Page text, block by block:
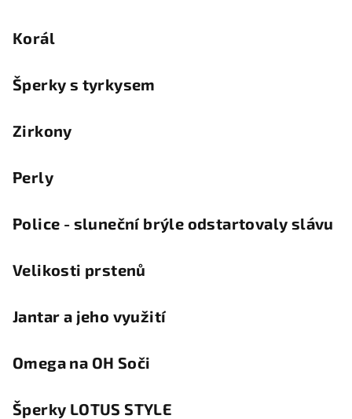
Korál
Šperky s tyrkysem
Zirkony
Perly
Police - sluneční brýle odstartovaly slávu
Velikosti prstenů
Jantar a jeho využití
Omega na OH Soči
Šperky LOTUS STYLE